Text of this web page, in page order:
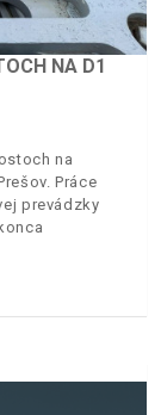
NA D1
na
Práce
prevádzky